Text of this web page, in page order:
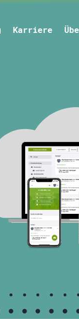
Karriere